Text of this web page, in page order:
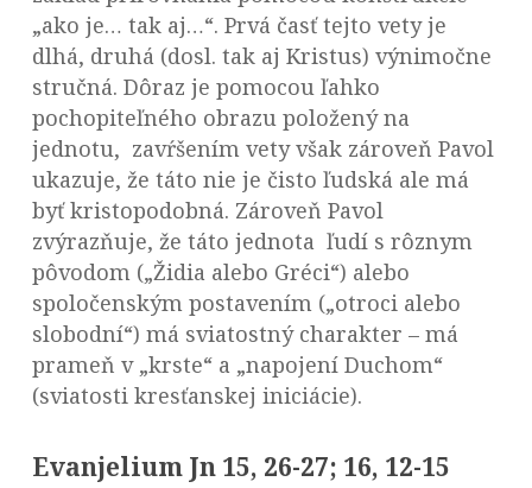
„ako je… tak aj…“. Prvá časť tejto vety je
dlhá, druhá (dosl. tak aj Kristus) výnimočne
stručná. Dôraz je pomocou ľahko
pochopiteľného obrazu položený na
jednotu, zavŕšením vety však zároveň Pavol
ukazuje, že táto nie je čisto ľudská ale má
byť kristopodobná. Zároveň Pavol
zvýrazňuje, že táto jednota ľudí s rôznym
pôvodom („Židia alebo Gréci“) alebo
spoločenským postavením („otroci alebo
slobodní“) má sviatostný charakter – má
prameň v „krste“ a „napojení Duchom“
(sviatosti kresťanskej iniciácie).
Evanjelium Jn 15, 26-27; 16, 12-15